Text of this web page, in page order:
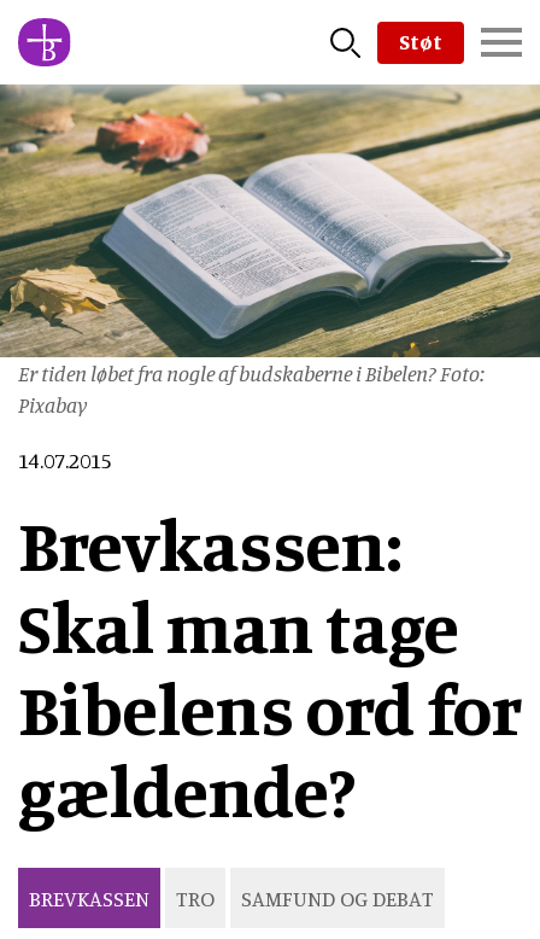
Skip
to
main
content
Støt
Er tiden løbet fra nogle af budskaberne i Bibelen? Foto:
Pixabay
14.07.2015
Brevkassen:
Skal man tage
Bibelens ord for
gældende?
BREVKASSEN TRO SAMFUND OG DEBAT